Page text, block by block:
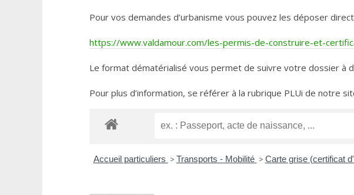
Pour vos demandes d’urbanisme vous pouvez les déposer
https://www.valdamour.com/les-permis-de-construire-et-
Le format dématérialisé vous permet de suivre votre dossier à
Pour plus d’information, se référer à la rubrique PLUi de notre
Accueil particuliers > Transports - Mobilité > Carte grise (certificat